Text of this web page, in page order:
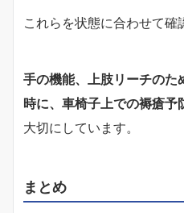
これらを状態に合わせて確
手の機能、上肢リーチのた
時に、車椅子上での褥瘡予
大切にしています。
まとめ